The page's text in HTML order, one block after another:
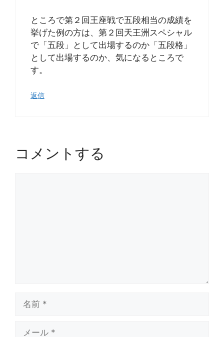
ところで第２回王座戦で五段相当の成績を
挙げた例の方は、第２回天王洲スペシャル
で「五段」として出場するのか「五段格」
として出場するのか、気になるところで
す。
返信
コメントする